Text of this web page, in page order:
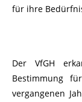
für ihre
Der VfGH
Bestimmung
vergangenen